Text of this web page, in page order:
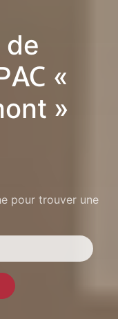
«
»
pour trouver une